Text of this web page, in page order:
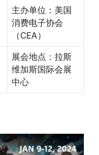
主办单位：美国
消费电子协会
（CEA）
展会地点：拉斯
维加斯国际会展
中心